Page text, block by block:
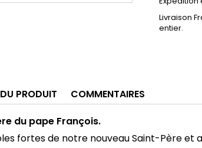
Livraison
entier.
PRODUIT
COMMENTAIRES
du pape François.
fortes de notre nouveau Saint-Père et